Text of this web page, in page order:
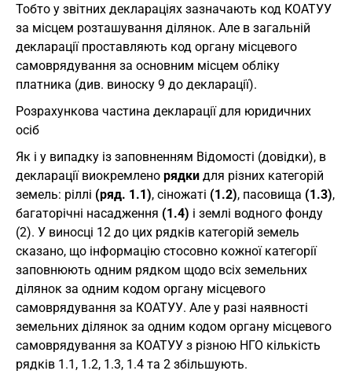
Тобто у звітних деклараціях зазначають код КОАТУУ
за місцем розташування ділянок. Але в загальній
декларації проставляють код органу місцевого
самоврядування за основним місцем обліку
платника (див. виноску 9 до декларації).
Розрахункова частина декларації для юридичних
осіб
Як і у випадку із заповненням Відомості (довідки), в
декларації виокремлено рядки для різних категорій
земель: ріллі (ряд. 1.1), сіножаті (1.2), пасовища (1.3),
багаторічні насадження (1.4) і землі водного фонду
(2). У виносці 12 до цих рядків категорій земель
сказано, що інформацію стосовно кожної категорії
заповнюють одним рядком щодо всіх земельних
ділянок за одним кодом органу місцевого
самоврядування за КОАТУУ. Але у разі наявності
земельних ділянок за одним кодом органу місцевого
самоврядування за КОАТУУ з різною НГО кількість
рядків 1.1, 1.2, 1.3, 1.4 та 2 збільшують.